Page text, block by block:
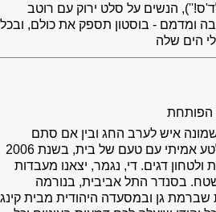
הנשים על סלט ירוק עם רוטב
ומדמם - בוסטון תספק את כולם, ובכל
הים שלה
הפותחת
איש לערב החג ובין אם סתם
מתחשק לכם לרדת על גפילטע אמיתי עם טעם של בית, בשנת 2006
דגים. די, נגמר, יצאנו מעבדות
בסנדר התל אביבית, בנורמה
גן ובמסעדה היהודית מבית קינג